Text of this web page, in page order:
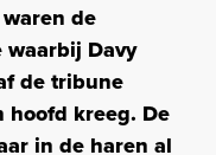
de
Davy
de tribune
hoofd kreeg. De
in de haren al